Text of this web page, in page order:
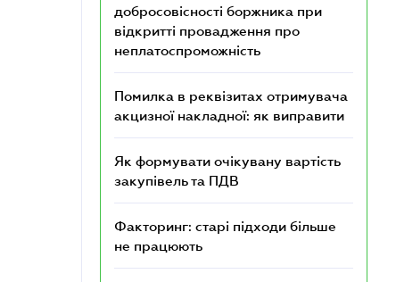
добросовісності боржника при
відкритті провадження про
неплатоспроможність
Помилка в реквізитах отримувача
акцизної накладної: як виправити
Як формувати очікувану вартість
закупівель та ПДВ
Факторинг: старі підходи більше
не працюють